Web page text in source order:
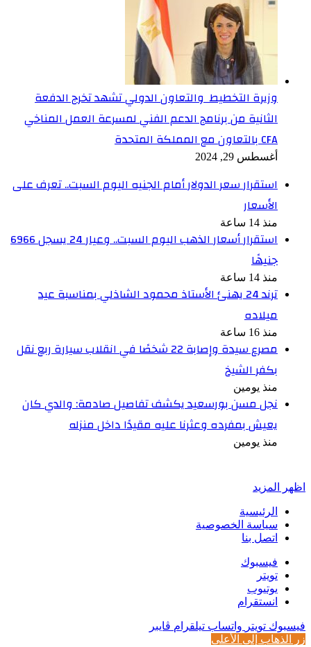
وزيرة التخطيط والتعاون الدولي تشهد تخرج الدفعة
الثانية من برنامج الدعم الفني لمسرعة العمل المناخي
CFA بالتعاون مع المملكة المتحدة
أغسطس 29, 2024
استقرار سعر الدولار أمام الجنيه اليوم السبت.. تعرف على
الأسعار
منذ 14 ساعة
استقرار أسعار الذهب اليوم السبت.. وعيار 24 يسجل 6966
جنيهًا
منذ 14 ساعة
ترند 24 يهنئ الأستاذ محمود الشاذلي بمناسبة عيد
ميلاده
منذ 16 ساعة
مصرع سيدة وإصابة 22 شخصًا في انقلاب سيارة ربع نقل
بكفر الشيخ
منذ يومين
نجل مسن بورسعيد يكشف تفاصيل صادمة: والدي كان
يعيش بمفرده وعثرنا عليه مقيدًا داخل منزله
منذ يومين
اظهر المزيد
الرئيسية
سياسة الخصوصية
اتصل بنا
فيسبوك
تويتر
يوتيوب
انستقرام
فيسبوك تويتر واتساب تيلقرام ڤايبر
زر الذهاب إلى الأعلى